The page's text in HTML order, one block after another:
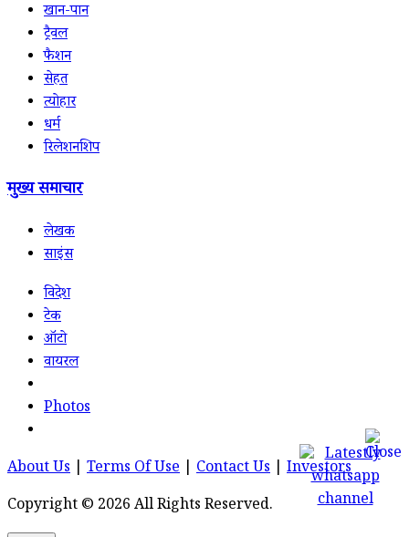
खान-पान
ट्रैवल
फैशन
सेहत
त्योहार
धर्म
रिलेशनशिप
मुख्य समाचार
लेखक
साइंस
विदेश
टेक
ऑटो
वायरल
Photos
About Us | Terms Of Use | Contact Us | Investors
Copyright © 2026 All Rights Reserved.